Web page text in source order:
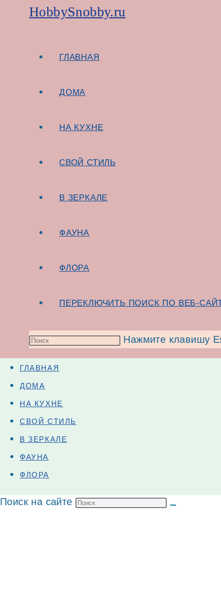
Перейти к содержимому
HobbySnobby.ru
ГЛАВНАЯ
ДОМА
НА КУХНЕ
СВОЙ СТИЛЬ
В ЗЕРКАЛЕ
ФАУНА
ФЛОРА
ПЕРЕКЛЮЧИТЬ ПОИСК ПО ВЕБ-
Нажмите клавишу
ГЛАВНАЯ
ДОМА
НА КУХНЕ
СВОЙ СТИЛЬ
В ЗЕРКАЛЕ
ФАУНА
ФЛОРА
Поиск на сайте